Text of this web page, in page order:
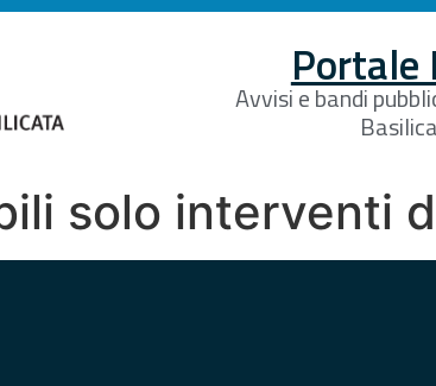
Portale
Avvisi e bandi
solo interventi